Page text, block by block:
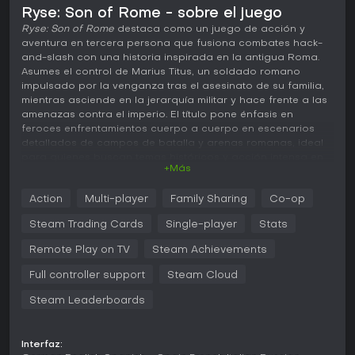
Ryse: Son of Rome - sobre el juego
Ryse: Son of Rome destaca como un juego de acción y
aventura en tercera persona que fusiona combates hack-
and-slash con una historia inspirada en la antigua Roma.
Asumes el control de Marius Titus, un soldado romano
impulsado por la venganza tras el asesinato de su familia,
mientras asciende en la jerarquía militar y hace frente a las
amenazas contra el imperio. El título pone énfasis en
feroces enfrentamientos cuerpo a cuerpo en escenarios
detallados de campos de batalla y arenas romanas, ideal
Jugabilidad
En Ryse: Son of Rome
, el combate gira en torno a un sistema
y golpes resulta clave para sobrevivir. Marius maneja un
escudo tanto para defenderse como para embestir a los
desbloqueando secuencias a cámara lenta que aumentan
mediante prompts de botones para remates brutales que
+Más
Action Multi-player Family Sharing Co-op
Steam Trading Cards Single-player Stats
Remote Play on TV Steam Achievements
Full controller support Steam Cloud
Steam Leaderboards
Interfaz: